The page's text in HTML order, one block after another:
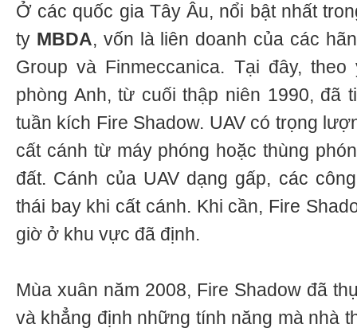
Ở các quốc gia Tây Âu, nổi bật nhất
ty MBDA, vốn là liên doanh của các
Group và Finmeccanica. Tại đây,
phòng Anh, từ cuối thập niên 1990, đã
tuần kích Fire Shadow. UAV có trọng
cất cánh từ máy phóng hoặc thùng
đất. Cánh của UAV dạng gấp, các
thái bay khi cất cánh. Khi cần, Fire
giờ ở khu vực đã định.
Mùa xuân năm 2008, Fire Shadow đã
và khẳng định những tính năng mà nhà